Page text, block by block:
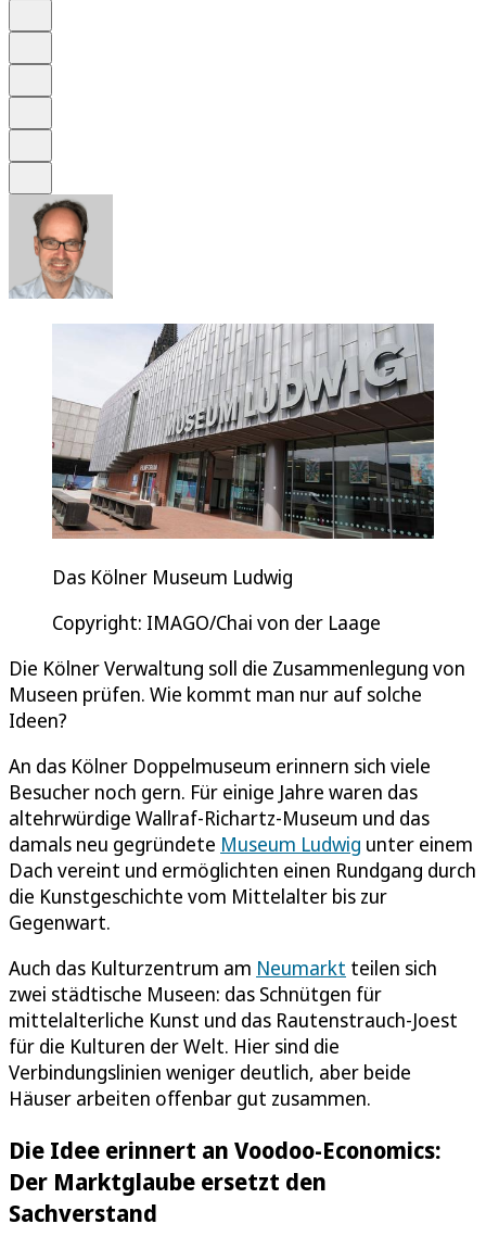
Das Kölner Museum Ludwig
Copyright: IMAGO/Chai von der Laage
Die Kölner Verwaltung soll die Zusammenlegung von
Museen prüfen. Wie kommt man nur auf solche
Ideen?
An das Kölner Doppelmuseum erinnern sich viele
Besucher noch gern. Für einige Jahre waren das
altehrwürdige Wallraf-Richartz-Museum und das
damals neu gegründete Museum Ludwig unter einem
Dach vereint und ermöglichten einen Rundgang durch
die Kunstgeschichte vom Mittelalter bis zur
Gegenwart.
Auch das Kulturzentrum am Neumarkt teilen sich
zwei städtische Museen: das Schnütgen für
mittelalterliche Kunst und das Rautenstrauch-Joest
für die Kulturen der Welt. Hier sind die
Verbindungslinien weniger deutlich, aber beide
Häuser arbeiten offenbar gut zusammen.
Die Idee erinnert an Voodoo-Economics:
Der Marktglaube ersetzt den
Sachverstand